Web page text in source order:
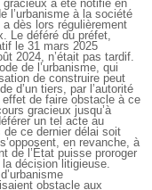
a été notifié en
l’urbanisme à la société
dès lors régulièrement
Le déféré du préfet,
le 31 mars 2025
2024, n’était pas tardif.
de l’urbanisme, qui
de construire peut
d’un tiers, par l’autorité
effet de faire obstacle à ce
gracieux jusqu’à
un tel acte au
ce dernier délai soit
en revanche, à
de l’État puisse proroger
décision litigieuse.
obstacle aux